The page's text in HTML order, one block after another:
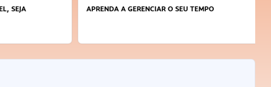
APRENDA A GERENCIAR O SEU TEMPO